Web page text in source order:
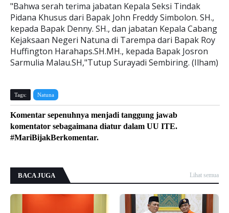
"Bahwa serah terima jabatan Kepala Seksi Tindak
Pidana Khusus dari Bapak John Freddy Simbolon. SH.,
kepada Bapak Denny. SH., dan jabatan Kepala Cabang
Kejaksaan Negeri Natuna di Tarempa dari Bapak Roy
Huffington Harahaps.SH.MH., kepada Bapak Josron
Sarmulia Malau.SH,"Tutup Surayadi Sembiring. (Ilham)
Tags: Natuna
Komentar sepenuhnya menjadi tanggung jawab
komentator sebagaimana diatur dalam UU ITE.
#MariBijakBerkomentar.
BACA JUGA Lihat semua